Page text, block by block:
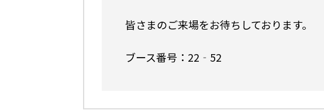
皆さまのご来場をお待ちしております。
ブース番号：22‐52